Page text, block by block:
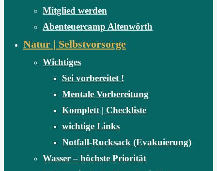
Mitglied werden
Abenteuercamp Altenwörth
Natur | Selbstvorsorge
Wichtiges
Sei vorbereitet !
Mentale Vorbereitung
Komplett | Checkliste
wichtige Links
Notfall-Rucksack (Evakuierung)
Wasser – höchste Priorität